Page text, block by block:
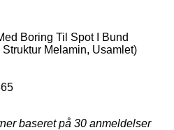
Boring Til Spot I Bund
Melamin, Usamlet)
baseret på 30 anmeldelser